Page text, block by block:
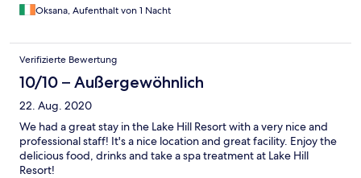
Oksana, Aufenthalt von 1 Nacht
Verifizierte Bewertung
10/10 – Außergewöhnlich
22. Aug. 2020
We had a great stay in the Lake Hill Resort with a very nice and
professional staff! It's a nice location and great facility. Enjoy the
delicious food, drinks and take a spa treatment at Lake Hill
Resort!